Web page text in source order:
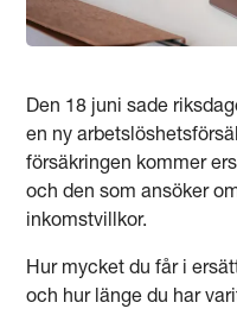
Den 18 juni sade
en ny
försäkringen kommer
och den som ansöker
inkomstvillkor.
Hur mycket du får i
och hur länge du har